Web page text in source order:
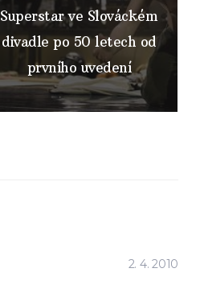
Superstar ve Slováckém
divadle po 50 letech od
prvního uvedení
2. 4. 2010